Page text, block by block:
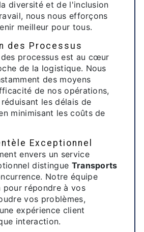
diversité et de l'inclusion
nous nous efforçons
meilleur pour tous.
des Processus
processus est au cœur
de la logistique. Nous
des moyens
de nos opérations,
les délais de
minimisant les coûts de
Exceptionnel
envers un service
distingue Transports
Notre équipe
pour répondre à vos
vos problèmes,
expérience client
interaction.